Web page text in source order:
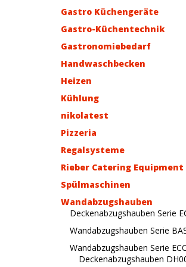
Gastro Küchengeräte
Gastro-Küchentechnik
Gastronomiebedarf
Handwaschbecken
Heizen
Kühlung
nikolatest
Pizzeria
Regalsysteme
Rieber Catering Equipment
Spülmaschinen
Wandabzugshauben
Deckenabzugshauben Serie
Wandabzugshauben Serie
Wandabzugshauben Serie
Deckenabzugshauben